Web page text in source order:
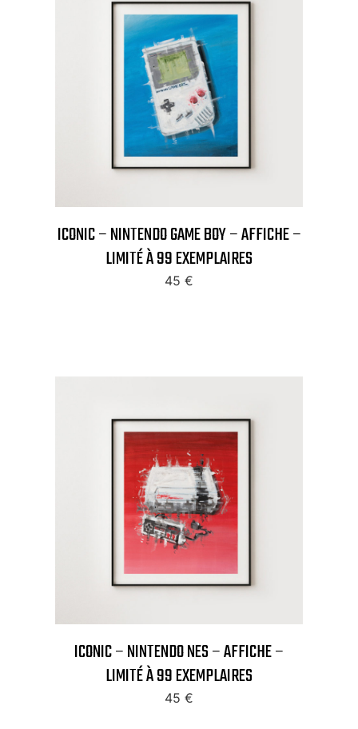
ICONIC – NINTENDO GAME BOY – AFFICHE –
LIMITÉ À 99 EXEMPLAIRES
45 €
ICONIC – NINTENDO NES – AFFICHE –
LIMITÉ À 99 EXEMPLAIRES
45 €